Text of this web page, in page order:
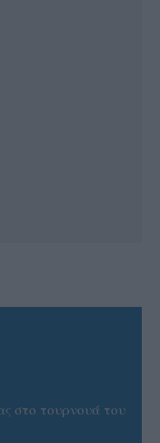
στο τουρνουά του